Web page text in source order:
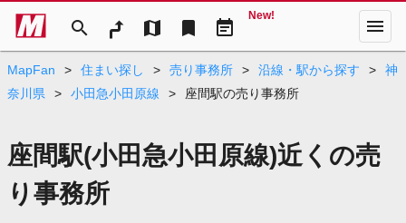
search map bookmark event_note
New! menu
MapFan > 住まい探し > 売り事務所 > 沿線・駅から探す >
神
奈川県
> 小田急小田原線 > 座間駅の売り事務所
座間駅(小田急小田原線)近くの売
り事務所